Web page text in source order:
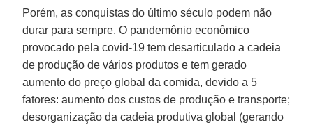
Porém, as conquistas do último século podem não
durar para sempre. O pandemônio econômico
provocado pela covid-19 tem desarticulado a cadeia
de produção de vários produtos e tem gerado
aumento do preço global da comida, devido a 5
fatores: aumento dos custos de produção e transporte;
desorganização da cadeia produtiva global (gerando